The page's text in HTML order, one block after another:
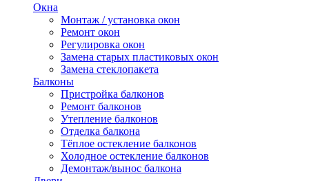
Окна
Монтаж / установка окон
Ремонт окон
Регулировка окон
Замена старых пластиковых окон
Замена стеклопакета
Балконы
Пристройка балконов
Ремонт балконов
Утепление балконов
Отделка балкона
Тёплое остекление балконов
Холодное остекление балконов
Демонтаж/вынос балкона